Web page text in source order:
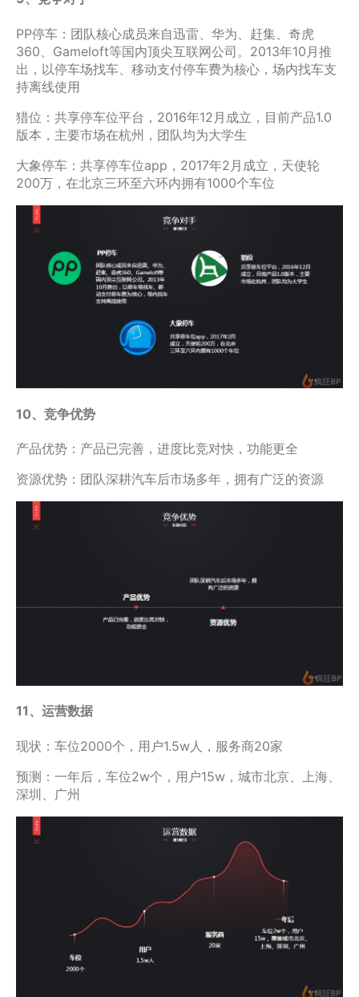
PP停车：团队核心成员来自迅雷、华为、赶集、奇虎
360、Gameloft等国内顶尖互联网公司。2013年10月推
出，以停车场找车、移动支付停车费为核心，场内找车支
持离线使用
猎位：共享停车位平台，2016年12月成立，目前产品1.0
版本，主要市场在杭州，团队均为大学生
大象停车：共享停车位app，2017年2月成立，天使轮
200万，在北京三环至六环内拥有1000个车位
10、竞争优势
产品优势：产品已完善，进度比竞对快，功能更全
资源优势：团队深耕汽车后市场多年，拥有广泛的资源
11、运营数据
现状：车位2000个，用户1.5w人，服务商20家
预测：一年后，车位2w个，用户15w，城市北京、上海、
深圳、广州